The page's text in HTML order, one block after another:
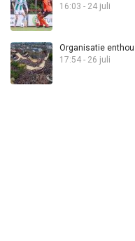
16:03 - 24 juli
Organisatie
17:54 - 26 juli